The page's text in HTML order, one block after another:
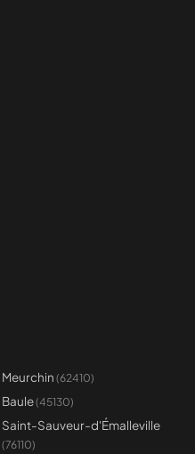
Meurchin (62410)
Baule(45130)
Saint-Sauveur-d'Émalleville
(76110)